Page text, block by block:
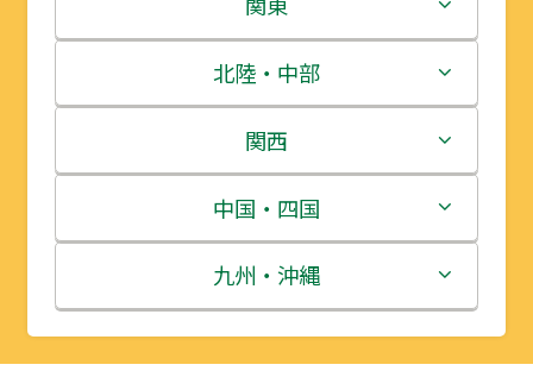
青森県
岩手県
宮城県
秋田県
山形県
茨城県
栃木県
群馬県
埼玉県
千葉県
北陸・中部
新潟県
富山県
石川県
福井県
関西
三重県
滋賀県
京都府
中国・四国
鳥取県
島根県
九州・沖縄
福岡県